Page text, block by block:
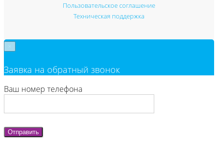
Пользовательское соглашение
Техническая поддержка
Заявка на обратный звонок
Ваш номер телефона
Отправить